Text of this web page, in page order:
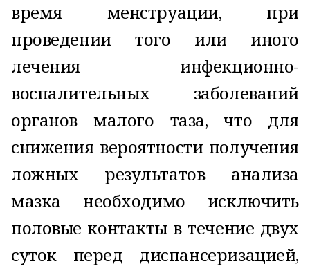
время менструации, при
проведении того или иного
лечения инфекционно-
воспалительных заболеваний
органов малого таза, что для
снижения вероятности получения
ложных результатов анализа
мазка необходимо исключить
половые контакты в течение двух
суток перед диспансеризацией,